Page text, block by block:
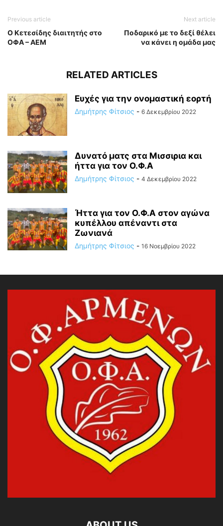
Previous article
Ο Κετεσίδης διαιτητής στο
ΟΦΑ – ΑΕΜ
Next article
Ποδαρικό με το δεξί θέλει
να κάνει η ομάδα μας
RELATED ARTICLES
Ευχές για την ονομαστική εορτή
Δημήτρης Φίτσιος - 6 Δεκεμβρίου 2022
Δυνατό ματς στα Μισσιρια και
ήττα για τον Ο.Φ.Α
Δημήτρης Φίτσιος - 4 Δεκεμβρίου 2022
Ήττα για τον Ο.Φ.Α στον αγώνα
κυπέλλου απέναντι στα
Ζωνιανά
Δημήτρης Φίτσιος - 16 Νοεμβρίου 2022